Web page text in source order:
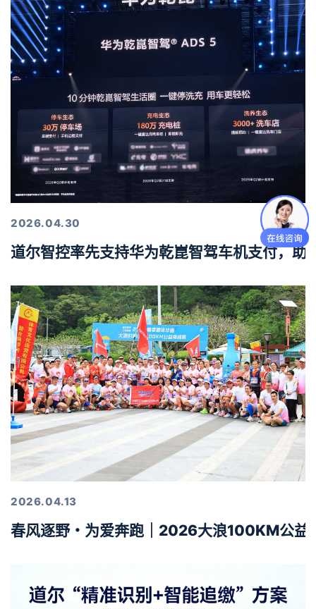
2026.04.30
道尔智控率先支持华为乾崑智驾车机支付，助
2026.04.13
春风逐野・为爱奔跑｜2026大浪100KM公益